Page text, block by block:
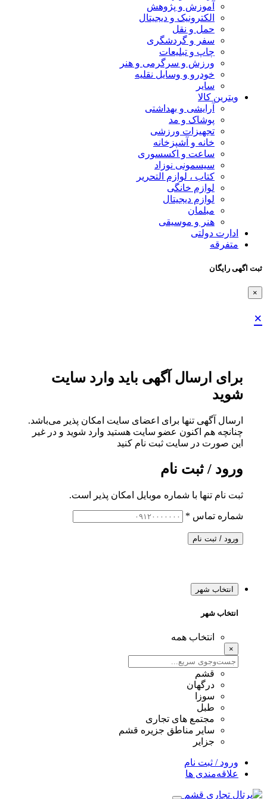
آموزش و پژوهش
الکترونیک و دیجیتال
حمل و نقل
سفر و گردشگری
چاپ و تبلیعات
ورزش و سرگرمی و هنر
خودرو و وسایل نقلیه
سایر
ویترین کالا
آرایشی و بهداشتی
پوشاک و مد
تجهیزات ورزشی
خانه و آشپزخانه
ساعت و اکسسوری
سیسمونی نوزاد
کتاب ، لوازم التحریر
لوازم خانگی
لوازم دیجیتال
مبلمان
هنر و موسیقی
ادارت دولتی
متفرقه
ثبت اگهی رایگان
×
×
برای ارسال آگهی باید وارد سایت
شوید
ارسال آگهی تنها برای اعضای سایت امکان پذیر می‌باشد.
چنانچه هم‌ اکنون عضو سایت هستید وارد شوید و در غیر
این صورت در سایت ثبت نام کنید
ورود / ثبت نام
ثبت نام تنها با شماره موبایل امکان پذیر است.
شماره تماس *
ورود / ثبت نام
انتخاب شهر
انتخاب شهر
انتخاب همه
×
قشم
درگهان
سوزا
طبل
مجتمع های تجاری
سایر مناطق جزیره قشم
جزایر
ورود / ثبت نام
علاقه‌مندی ها